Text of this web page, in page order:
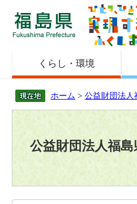
福島県
くらし・環境
ホーム > 公益財団法人
公益財団法人福